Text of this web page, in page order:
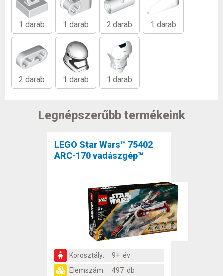
1 darab 1 darab 2 darab 1 darab
2 darab 1 darab 1 darab
Legnépszerűbb termékeink
LEGO Star Wars™ 75402
ARC-170 vadászgép™
Korosztály:
9+ év
Elemszám:
497 db